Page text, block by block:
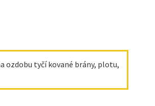
ozdobu tyčí kované brány, plotu,